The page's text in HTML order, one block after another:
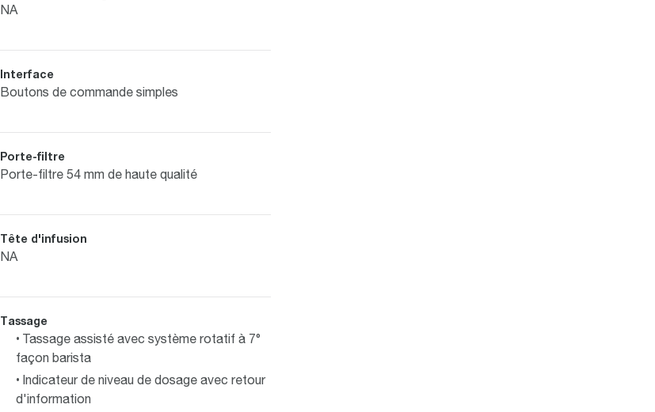
NA
Interface
Boutons de commande simples
Porte-filtre
Porte-filtre 54 mm de haute qualité
Tête d'infusion
NA
Tassage
Tassage assisté avec système rotatif à 7°
façon barista
Indicateur de niveau de dosage avec retour
d'information